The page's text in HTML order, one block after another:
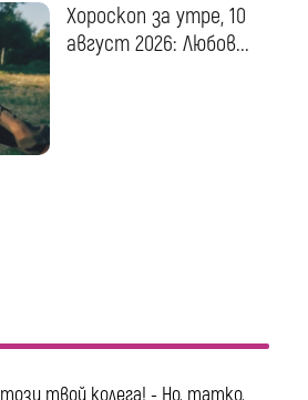
Хороскоп за утре, 10
август 2026: Любов...